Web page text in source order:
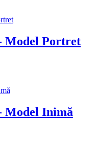
Model Portret
Model Inimă